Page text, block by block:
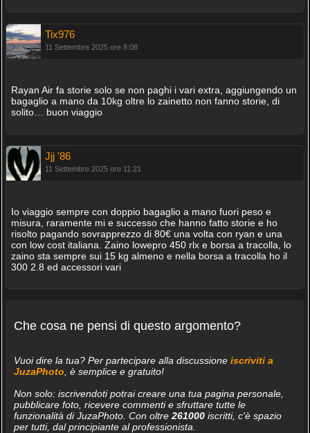
Tix976
11 Settembre 2025 ore 8:08
Rayan Air fa storie solo se non paghi i vari extra, aggiungendo un
bagaglio a mano da 10kg oltre lo zainetto non fanno storie, di
solito… buon viaggio
Jjj '86
11 Settembre 2025 ore 11:21
Io viaggio sempre con doppio bagaglio a mano fuori peso e
misura, raramente mi e successo che hanno fatto storie e ho
risolto pagando sovrapprezzo di 80€ una volta con ryan e una
con low cost italiana. Zaino lowepro 450 rlx e borsa a tracolla, lo
zaino sta sempre sui 15 kg almeno e nella borsa a tracolla ho il
300 2.8 ed accessori vari
Che cosa ne pensi di questo argomento?
Vuoi dire la tua? Per partecipare alla discussione iscriviti a
JuzaPhoto , è semplice e gratuito!
Non solo: iscrivendoti potrai creare una tua pagina personale,
pubblicare foto, ricevere commenti e sfruttare tutte le
funzionalità di JuzaPhoto. Con oltre 261000iscritti, c'è spazio
per tutti, dal principiante al professionista.